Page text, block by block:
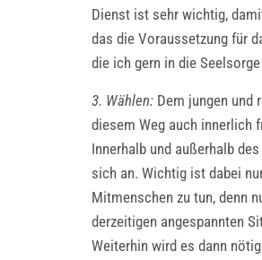
Dienst ist sehr wichtig,
das die Voraussetzung für
die ich gern in die
3. Wählen: Dem jungen und
diesem Weg auch innerlich
Innerhalb und außerhalb
sich an. Wichtig ist dabei
Mitmenschen zu tun, denn
derzeitigen angespannten
Weiterhin wird es dann